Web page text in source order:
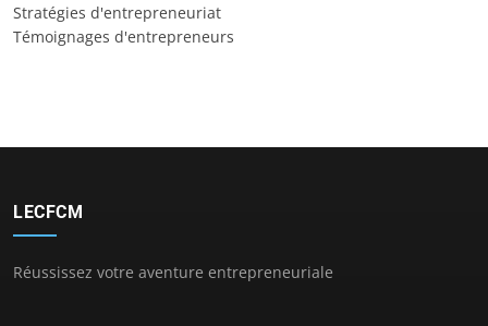
Stratégies d'entrepreneuriat
Témoignages d'entrepreneurs
LECFCM
Réussissez votre aventure entrepreneuriale